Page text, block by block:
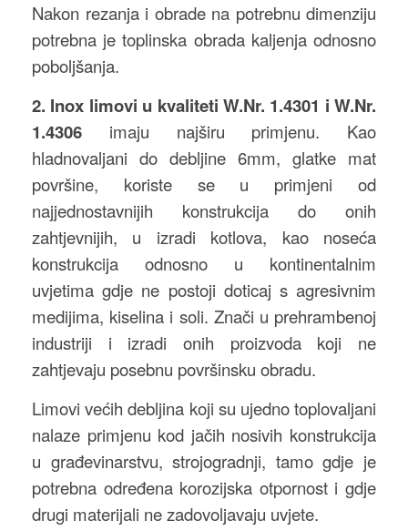
Nakon rezanja i obrade na potrebnu dimenziju
potrebna je toplinska obrada kaljenja odnosno
poboljšanja.
2. Inox limovi u kvaliteti W.Nr. 1.4301 i W.Nr.
1.4306 imaju najširu primjenu. Kao
hladnovaljani do debljine 6mm, glatke mat
površine, koriste se u primjeni od
najjednostavnijih konstrukcija do onih
zahtjevnijih, u izradi kotlova, kao noseća
konstrukcija odnosno u kontinentalnim
uvjetima gdje ne postoji doticaj s agresivnim
medijima, kiselina i soli. Znači u prehrambenoj
industriji i izradi onih proizvoda koji ne
zahtjevaju posebnu površinsku obradu.
Limovi većih debljina koji su ujedno toplovaljani
nalaze primjenu kod jačih nosivih konstrukcija
u građevinarstvu, strojogradnji, tamo gdje je
potrebna određena korozijska otpornost i gdje
drugi materijali ne zadovoljavaju uvjete.